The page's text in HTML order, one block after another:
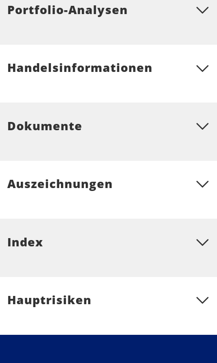
Portfolio-Analysen
Handelsinformationen
Dokumente
Auszeichnungen
Index
Hauptrisiken